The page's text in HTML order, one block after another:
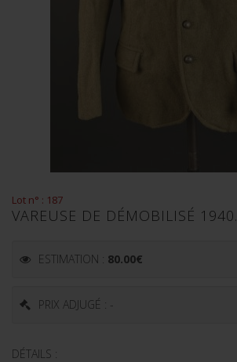
Lot n° : 187
VAREUSE DE DÉMOBILISÉ 1940.
ESTIMATION : 80.00€
PRIX ADJUGÉ : -
DÉTAILS :